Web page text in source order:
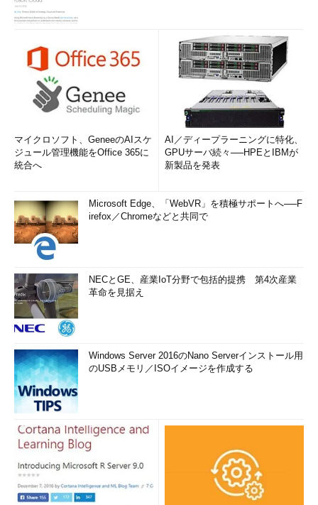
マイクロソフト、GeneeのAIスケ
ジュール管理機能をOffice 365に
統合へ
AI／ディープラーニングに特化、
GPUサーバ続々──HPEとIBMが
新製品を発表
Microsoft Edge、「WebVR」を積極サポートへ──F
irefox／Chromeなどと共同で
NECとGE、産業IoT分野で包括的提携 第4次産業
革命を見据え
Windows Server 2016のNano Serverインストール用
のUSBメモリ／ISOイメージを作成する